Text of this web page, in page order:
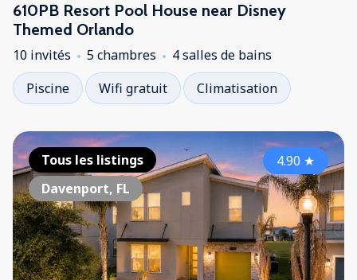
610PB Resort Pool House near Disney
Themed Orlando
10 invités 5 chambres
4 salles de bains
Piscine
Wifi gratuit Climatisation
Tous les listings
Davenport, FL
4.90 ★